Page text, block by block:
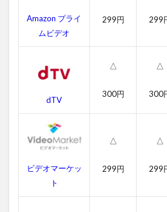
料
一
2.1
ショ
ン:イ
ンポ
ッシ
ブル
幕動
Amazon プライ
ムビデオ
299円 299
dTV
△
300円
△
300
ビデオマーケッ
ト
△
299円
△
299